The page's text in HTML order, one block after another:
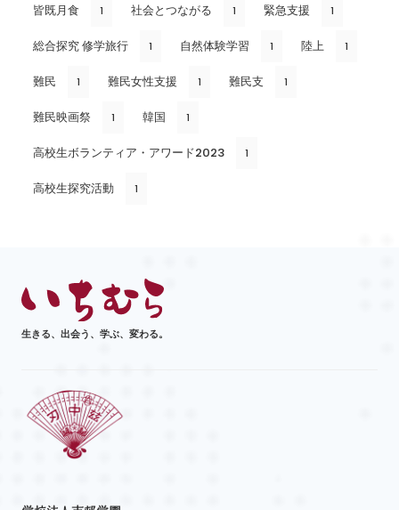
皆既月食 1 社会とつながる 1 緊急支援 1
総合探究 修学旅行 1 自然体験学習 1 陸上 1
難民 1 難民女性支援 1 難民支 1
難民映画祭 1 韓国 1
高校生ボランティア・アワード2023 1
高校生探究活動 1
生きる、出会う、学ぶ、変わる。